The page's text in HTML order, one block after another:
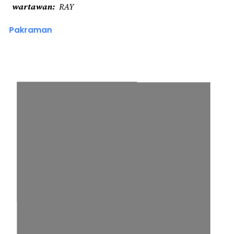
wartawan RAY
Pakraman